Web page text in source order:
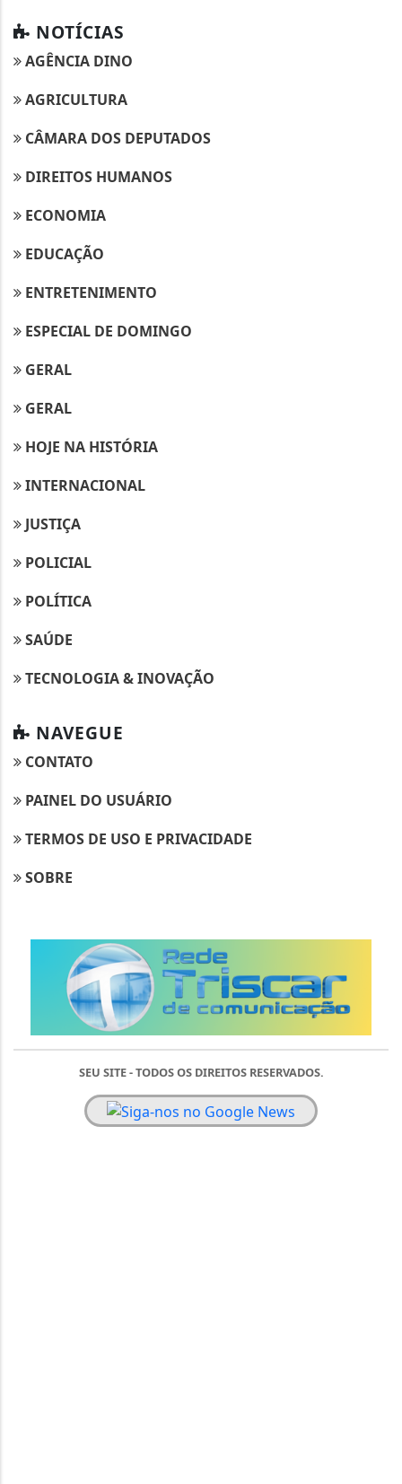
NOTÍCIAS
AGÊNCIA DINO
AGRICULTURA
CÂMARA DOS DEPUTADOS
DIREITOS HUMANOS
ECONOMIA
EDUCAÇÃO
ENTRETENIMENTO
ESPECIAL DE DOMINGO
GERAL
GERAL
HOJE NA HISTÓRIA
INTERNACIONAL
JUSTIÇA
POLICIAL
POLÍTICA
SAÚDE
TECNOLOGIA & INOVAÇÃO
NAVEGUE
CONTATO
PAINEL DO USUÁRIO
TERMOS DE USO E PRIVACIDADE
SOBRE
SEU SITE - TODOS OS DIREITOS RESERVADOS.